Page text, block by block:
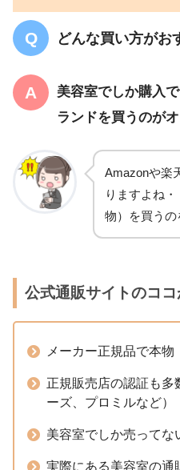
どんな買い方がお
美容室でしか購入
ランドを買うのがオ
Amazonや楽
りますよね
物）を買うの
公式通販サイトのココ
メーカー正規品で本物
正規販売店の認証も多
ーズ、プロミルなど）
美容室でしか売ってな
実際にある美容室の通